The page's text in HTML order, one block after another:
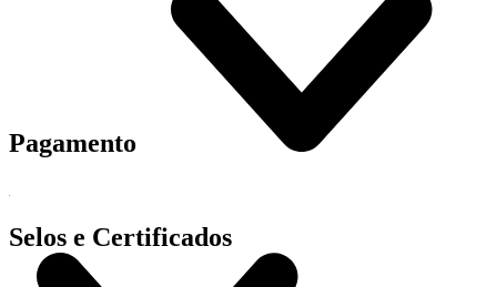
Pagamento
Selos e Certificados